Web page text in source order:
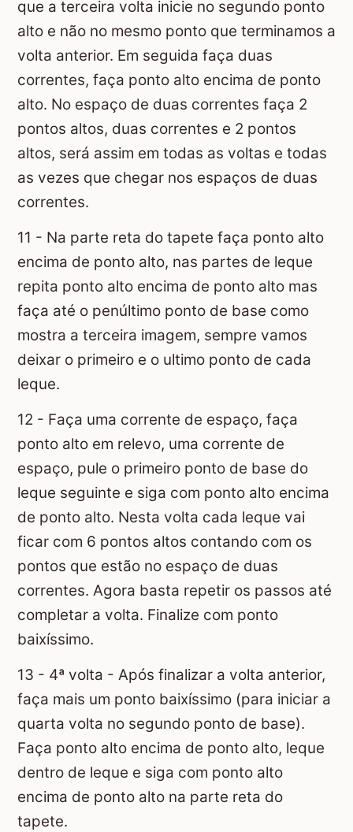
que a terceira volta inicie no segundo ponto
alto e não no mesmo ponto que terminamos a
volta anterior. Em seguida faça duas
correntes, faça ponto alto encima de ponto
alto. No espaço de duas correntes faça 2
pontos altos, duas correntes e 2 pontos
altos, será assim em todas as voltas e todas
as vezes que chegar nos espaços de duas
correntes.
11 - Na parte reta do tapete faça ponto alto
encima de ponto alto, nas partes de leque
repita ponto alto encima de ponto alto mas
faça até o penúltimo ponto de base como
mostra a terceira imagem, sempre vamos
deixar o primeiro e o ultimo ponto de cada
leque.
12 - Faça uma corrente de espaço, faça
ponto alto em relevo, uma corrente de
espaço, pule o primeiro ponto de base do
leque seguinte e siga com ponto alto encima
de ponto alto. Nesta volta cada leque vai
ficar com 6 pontos altos contando com os
pontos que estão no espaço de duas
correntes. Agora basta repetir os passos até
completar a volta. Finalize com ponto
baixíssimo.
13 - 4ª volta - Após finalizar a volta anterior,
faça mais um ponto baixíssimo (para iniciar a
quarta volta no segundo ponto de base).
Faça ponto alto encima de ponto alto, leque
dentro de leque e siga com ponto alto
encima de ponto alto na parte reta do
tapete.